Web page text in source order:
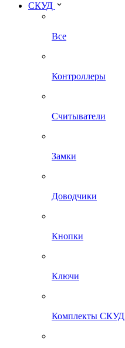
СКУД
Все
Контроллеры
Считыватели
Замки
Доводчики
Кнопки
Ключи
Комплекты СКУД